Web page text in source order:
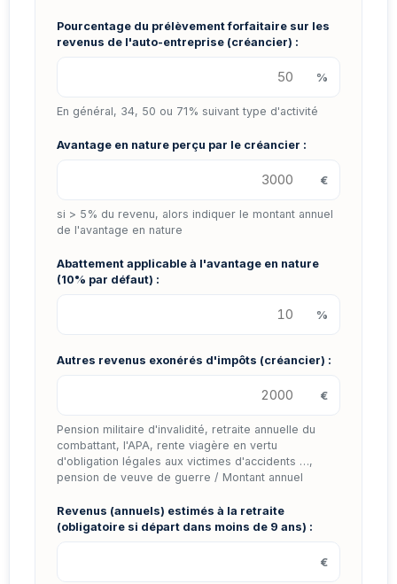
Pourcentage du prélèvement forfaitaire sur les
revenus de l'auto-entreprise (créancier) :
%
En général, 34, 50 ou 71% suivant type d'activité
Avantage en nature perçu par le créancier :
€
si > 5% du revenu, alors indiquer le montant annuel
de l'avantage en nature
Abattement applicable à l'avantage en nature
(10% par défaut) :
%
Autres revenus exonérés d'impôts (créancier) :
€
Pension militaire d'invalidité, retraite annuelle du
combattant, l'APA, rente viagère en vertu
d'obligation légales aux victimes d'accidents …,
pension de veuve de guerre / Montant annuel
Revenus (annuels) estimés à la retraite
(obligatoire si départ dans moins de 9 ans) :
€